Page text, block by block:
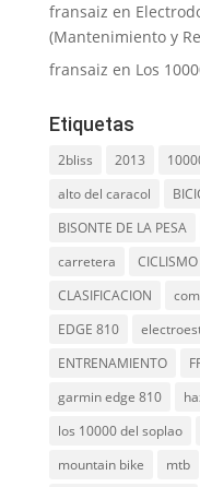
fransaiz en
(Mantenimiento y
fransaiz en Los
Etiquetas
2bliss 2013
alto del caracol
BISONTE DE LA PESA
carretera
CICLISMO
CLASIFICACION
EDGE 810
ENTRENAMIENTO
garmin edge 810
los 10000 del soplao
mountain bike
mtb